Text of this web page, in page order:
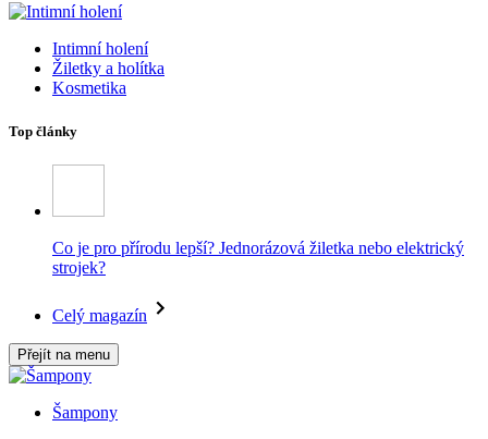
Intimní holení
Žiletky a holítka
Kosmetika
Top články
Co je pro přírodu lepší? Jednorázová žiletka nebo elektrický
strojek?
Celý magazín
Přejít na menu
Šampony